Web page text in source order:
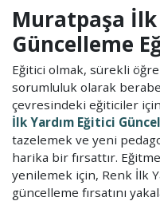
Muratpaşa İlk
Güncelleme
Eğitici olmak, sürekli
sorumluluk olarak
çevresindeki eğiticiler
İlk Yardım Eğitici
tazelemek ve yeni
harika bir fırsattır.
yenilemek için, Renk İlk
güncelleme fırsatını